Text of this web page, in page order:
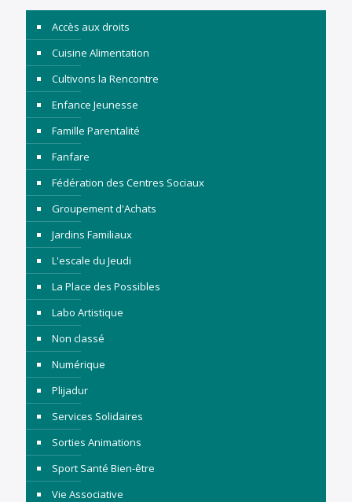
Accès aux droits
Cuisine Alimentation
Cultivons la Rencontre
Enfance Jeunesse
Famille Parentalité
Fanfare
Fédération des Centres Sociaux
Groupement d'Achats
Jardins Familiaux
L'escale du Jeudi
La Place des Possibles
Labo Artistique
Non classé
Numérique
Plijadur
Services Solidaires
Sorties Animations
Sport Santé Bien-être
Vie Associative